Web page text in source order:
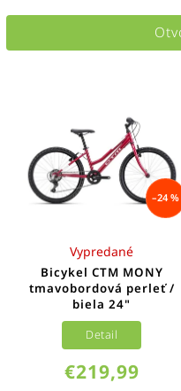
Najdrahšie
–24 %
Bicykel CTM MONY
tmavobordová perleť /
biela 24"
Vypredané
€219,99
Detail